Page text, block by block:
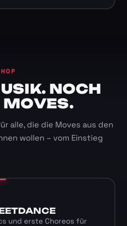
NOCH
MOVES.
alle, die die Moves aus den
wollen – vom Einstieg
und erste Choreos für